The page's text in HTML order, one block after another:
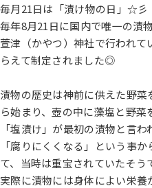
毎月21日は「漬け物の日」☆彡
毎年8月21日に国内で唯一の漬
萱津（かやつ）神社で行われて
らえて制定されました◎
漬物の歴史は神前に供えた野
ら始まり、壺の中に藻塩と野
「塩漬け」が最初の漬物と言
「腐りにくくなる」という事
て、当時は重宝されていたそ
実際に漬物には身体によい栄養